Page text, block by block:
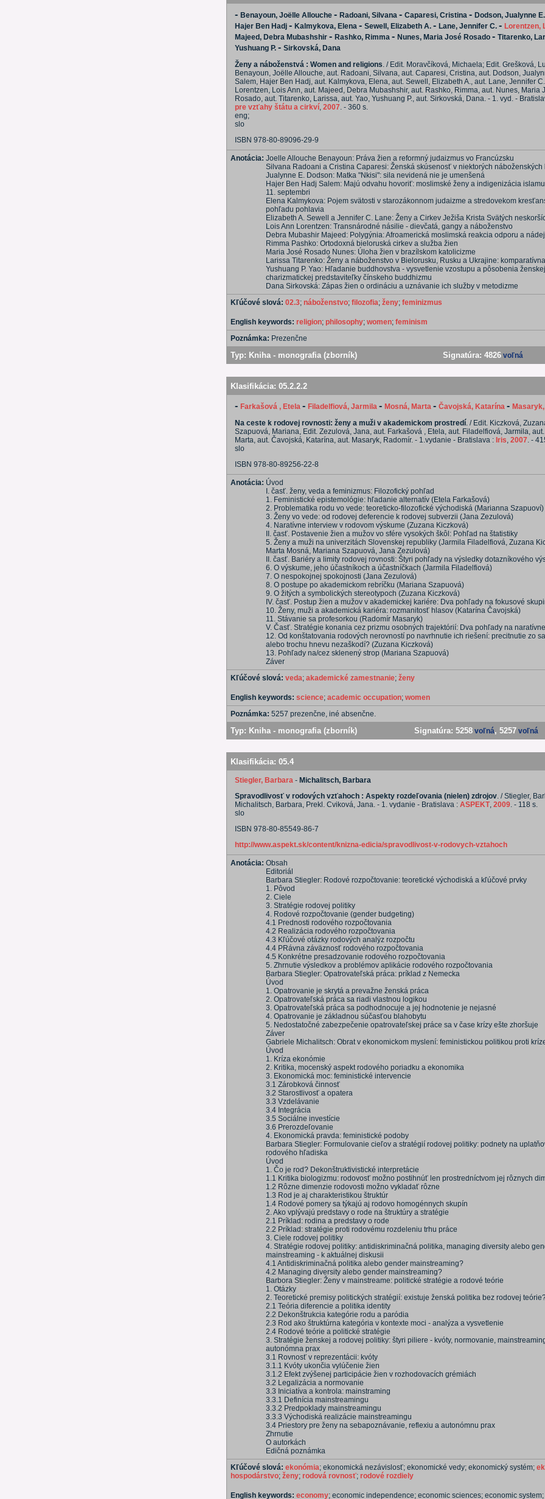
- Benayoun, Joëlle Allouche - Radoani, Silvana - Caparesi, Cristina - Dodson, Jualynne E.
Hajer Ben Hadj - Kalmykova, Elena - Sewell, Elizabeth A. - Lane, Jennifer C. - Lorentzen,
Majeed, Debra Mubashshir - Rashko, Rimma - Nunes, Maria José Rosado - Titarenko,
Yushuang P. - Sirkovská, Dana
Ženy a náboženstvá : Women and religions. / Edit. Moravčíková, Michaela; Edit. Grešková,
Benayoun, Joëlle Allouche, aut. Radoani, Silvana, aut. Caparesi, Cristina, aut. Dodson,
Salem, Hajer Ben Hadj, aut. Kalmykova, Elena, aut. Sewell, Elizabeth A., aut. Lane, Jennifer
Lorentzen, Lois Ann, aut. Majeed, Debra Mubashshir, aut. Rashko, Rimma, aut. Nunes, Maria
Rosado, aut. Titarenko, Larissa, aut. Yao, Yushuang P., aut. Sirkovská, Dana. - 1. vyd. -
pre vzťahy štátu a cirkví, 2007. - 360 s.
eng;
slo
ISBN 978-80-89096-29-9
Anotácia: Joelle Allouche Benayoun: Práva žien a reformný judaizmus vo Francúzsku
Silvana Radoani a Cristina Caparesi: Ženská skúsenosť v niektorých náboženských
Jualynne E. Dodson: Matka "Nkisi": sila nevidená nie je umenšená
Hajer Ben Hadj Salem: Majú odvahu hovoriť: moslimské ženy a indigenizácia
11. septembri
Elena Kalmykova: Pojem svätosti v starozákonnom judaizme a stredovekom
pohľadu pohlavia
Elizabeth A. Sewell a Jennifer C. Lane: Ženy a Cirkev Ježiša Krista Svätých
Lois Ann Lorentzen: Transnárodné násilie - dievčatá, gangy a náboženstvo
Debra Mubashir Majeed: Polygýnia: Afroamerická moslimská reakcia odporu a
Rimma Pashko: Ortodoxná bieloruská cirkev a služba žien
Maria José Rosado Nunes: Úloha žien v brazílskom katolicizme
Larissa Titarenko: Ženy a náboženstvo v Bielorusku, Rusku a Ukrajine:
Yushuang P. Yao: Hľadanie buddhovstva - vysvetlenie vzostupu a pôsobenia ženskej
charizmatickej predstaviteľky čínskeho buddhizmu
Dana Sirkovská: Zápas žien o ordináciu a uznávanie ich služby v metodizme
Kľúčové slová: 02.3; náboženstvo; filozofia; ženy; feminizmus
English keywords: religion; philosophy; women; feminism
Poznámka: Prezenčne
Typ: Kniha - monografia (zborník) Signatúra: 4826 voľná
Klasifikácia: 05.2.2.2
- Farkašová , Etela - Filadelfiová, Jarmila - Mosná, Marta - Čavojská, Katarína -
Na ceste k rodovej rovnosti: ženy a muži v akademickom prostredí. / Edit. Kiczková,
Szapuová, Mariana, Edit. Zezulová, Jana, aut. Farkašová , Etela, aut. Filadelfiová, Jarmila,
Marta, aut. Čavojská, Katarína, aut. Masaryk, Radomír. - 1.vydanie - Bratislava : Iris, 2007. -
slo
ISBN 978-80-89256-22-8
Anotácia: Úvod
I. časť. ženy, veda a feminizmus: Filozofický pohľad
1. Feministické epistemológie: hľadanie alternatív (Etela Farkašová)
2. Problematika rodu vo vede: teoreticko-filozofické východiská (Marianna Szapuoví)
3. Ženy vo vede: od rodovej deferencie k rodovej subverzii (Jana Zezulová)
4. Naratívne interview v rodovom výskume (Zuzana Kiczková)
II. časť. Postavenie žien a mužov vo sfére vysokých škôl: Pohľad na štatistiky
5. Ženy a muži na univerzitách Slovenskej republiky (Jarmila Filadelfiová, Zuzana
Marta Mosná, Mariana Szapuová, Jana Zezulová)
II. časť. Bariéry a limity rodovej rovnosti: Štyri pohľady na výsledky dotazníkového
6. O výskume, jeho účastníkoch a účastníčkach (Jarmila Filadelfiová)
7. O nespokojnej spokojnosti (Jana Zezulová)
8. O postupe po akademickom rebríčku (Mariana Szapuová)
9. O žitých a symbolických stereotypoch (Zuzana Kiczková)
IV. časť. Postup žien a mužov v akademickej kariére: Dva pohľady na fokusové
10. Ženy, muži a akademická kariéra: rozmanitosť hlasov (Katarína Čavojská)
11. Stávanie sa profesorkou (Radomír Masaryk)
V. Časť. Stratégie konania cez prizmu osobných trajektórií: Dva pohľady na
12. Od konštatovania rodových nerovností po navrhnutie ich riešení: precitnutie zo
alebo trochu hnevu nezaškodí? (Zuzana Kiczková)
13. Pohľady na/cez sklenený strop (Mariana Szapuová)
Záver
Kľúčové slová: veda; akademické zamestnanie; ženy
English keywords: science; academic occupation; women
Poznámka: 5257 prezenčne, iné absenčne.
Typ: Kniha - monografia (zborník) Signatúra: 5258 voľná, 5257 voľná
Klasifikácia: 05.4
Stiegler, Barbara - Michalitsch, Barbara
Spravodlivosť v rodových vzťahoch : Aspekty rozdeľovania (nielen) zdrojov. / Stiegler,
Michalitsch, Barbara, Prekl. Cviková, Jana. - 1. vydanie - Bratislava : ASPEKT, 2009. - 118 s.
slo
ISBN 978-80-85549-86-7
http://www.aspekt.sk/content/knizna-edicia/spravodlivost-v-rodovych-vztahoch
Anotácia: Obsah
Editoriál
Barbara Stiegler: Rodové rozpočtovanie: teoretické východiská a kľúčové prvky
1. Pôvod
2. Ciele
3. Stratégie rodovej politiky
4. Rodové rozpočtovanie (gender budgeting)
4.1 Prednosti rodového rozpočtovania
4.2 Realizácia rodového rozpočtovania
4.3 Kľúčové otázky rodových analýz rozpočtu
4.4 PRávna záväznosť rodového rozpočtovania
4.5 Konkrétne presadzovanie rodového rozpočtovania
5. Zhrnutie výsledkov a problémov aplikácie rodového rozpočtovania
Barbara Stiegler: Opatrovateľská práca: príklad z Nemecka
Úvod
1. Opatrovanie je skrytá a prevažne ženská práca
2. Opatrovateľská práca sa riadi vlastnou logikou
3. Opatrovateľská práca sa podhodnocuje a jej hodnotenie je nejasné
4. Opatrovanie je základnou súčasťou blahobytu
5. Nedostatočné zabezpečenie opatrovateľskej práce sa v čase krízy ešte zhoršuje
Záver
Gabriele Michalitsch: Obrat v ekonomickom myslení: feministickou politikou proti
Úvod
1. Kríza ekonómie
2. Kritika, mocenský aspekt rodového poriadku a ekonomika
3. Ekonomická moc: feministické intervencie
3.1 Zárobková činnosť
3.2 Starostlivosť a opatera
3.3 Vzdelávanie
3.4 Integrácia
3.5 Sociálne investície
3.6 Prerozdeľovanie
4. Ekonomická pravda: feministické podoby
Barbara Stiegler: Formulovanie cieľov a stratégií rodovej politiky: podnety na
rodového hľadiska
Úvod
1. Čo je rod? Dekonštruktivistické interpretácie
1.1 Kritika biologizmu: rodovosť možno postihnúť len prostredníctvom jej rôznych
1.2 Rôzne dimenzie rodovosti možno vykladať rôzne
1.3 Rod je aj charakteristikou štruktúr
1.4 Rodové pomery sa týkajú aj rodovo homogénnych skupín
2. Ako vplývajú predstavy o rode na štruktúry a stratégie
2.1 Príklad: rodina a predstavy o rode
2.2 Príklad: stratégie proti rodovému rozdeleniu trhu práce
3. Ciele rodovej politiky
4. Stratégie rodovej politiky: antidiskriminačná politika, managing diversity alebo
mainstreaming - k aktuálnej diskusii
4.1 Antidiskriminačná politika alebo gender mainstreaming?
4.2 Managing diversity alebo gender mainstreaming?
Barbora Stiegler: Ženy v mainstreame: politické stratégie a rodové teórie
1. Otázky
2. Teoretické premisy politických stratégií: existuje ženská politika bez rodovej
2.1 Teória diferencie a politika identity
2.2 Dekonštrukcia kategórie rodu a paródia
2.3 Rod ako štruktúrna kategória v kontexte moci - analýza a vysvetlenie
2.4 Rodové teórie a politické stratégie
3. Stratégie ženskej a rodovej politiky: štyri piliere - kvóty, normovanie,
autonómna prax
3.1 Rovnosť v reprezentácii: kvóty
3.1.1 Kvóty ukončia vylúčenie žien
3.1.2 Efekt zvýšenej participácie žien v rozhodovacích grémiách
3.2 Legalizácia a normovanie
3.3 Iniciatíva a kontrola: mainstraming
3.3.1 Definícia mainstreamingu
3.3.2 Predpoklady mainstreamingu
3.3.3 Východiská realizácie mainstreamingu
3.4 Priestory pre ženy na sebapoznávanie, reflexiu a autonómnu prax
Zhrnutie
O autorkách
Edičná poznámka
Kľúčové slová: ekonómia; ekonomická nezávislosť; ekonomické vedy; ekonomický systém;
hospodárstvo; ženy; rodová rovnosť; rodové rozdiely
English keywords: economy; economic independence; economic sciences; economic system;